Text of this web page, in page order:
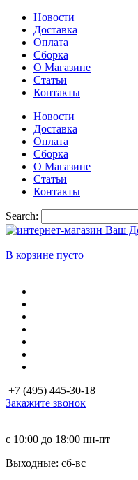
Новости
Доставка
Оплата
Сборка
О Магазине
Статьи
Контакты
Новости
Доставка
Оплата
Сборка
О Магазине
Статьи
Контакты
Search:
В корзине пусто
+7 (495) 445-30-18
Закажите звонок
с 10:00 до 18:00 пн-пт
Выходные: сб-вc